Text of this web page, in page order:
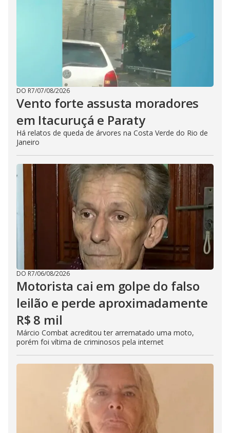
DO R7/07/08/2026
Vento forte assusta moradores
em Itacuruçá e Paraty
Há relatos de queda de árvores na Costa Verde do Rio de
Janeiro
DO R7/06/08/2026
Motorista cai em golpe do falso
leilão e perde aproximadamente
R$ 8 mil
Márcio Combat acreditou ter arrematado uma moto,
porém foi vítima de criminosos pela internet